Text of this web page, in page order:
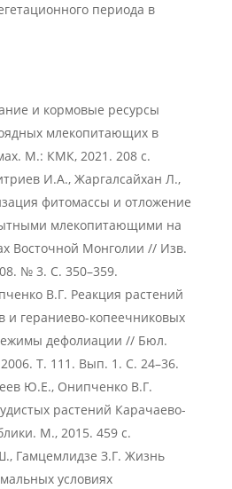
периода в
и кормовые ресурсы
млекопитающих в
М.: КМК, 2021. 208 с.
И.А., Жаргалсайхан Л.,
фитомассы и отложение
млекопитающими на
Восточной Монголии // Изв.
№ 3. C. 350–359.
В.Г. Реакция растений
и гераниево-копеечниковых
дефолиации // Бюл.
Т. 111. Вып. 1. С. 24–36.
Ю.Е., Онипченко В.Г.
растений Карачаево-
М., 2015. 459 с.
Гамцемлидзе З.Г. Жизнь
условиях